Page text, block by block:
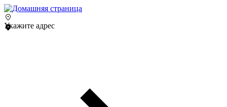
Укажите адрес